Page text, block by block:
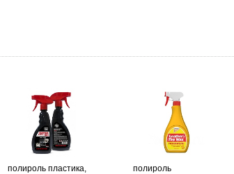
полироль пластика, полироль